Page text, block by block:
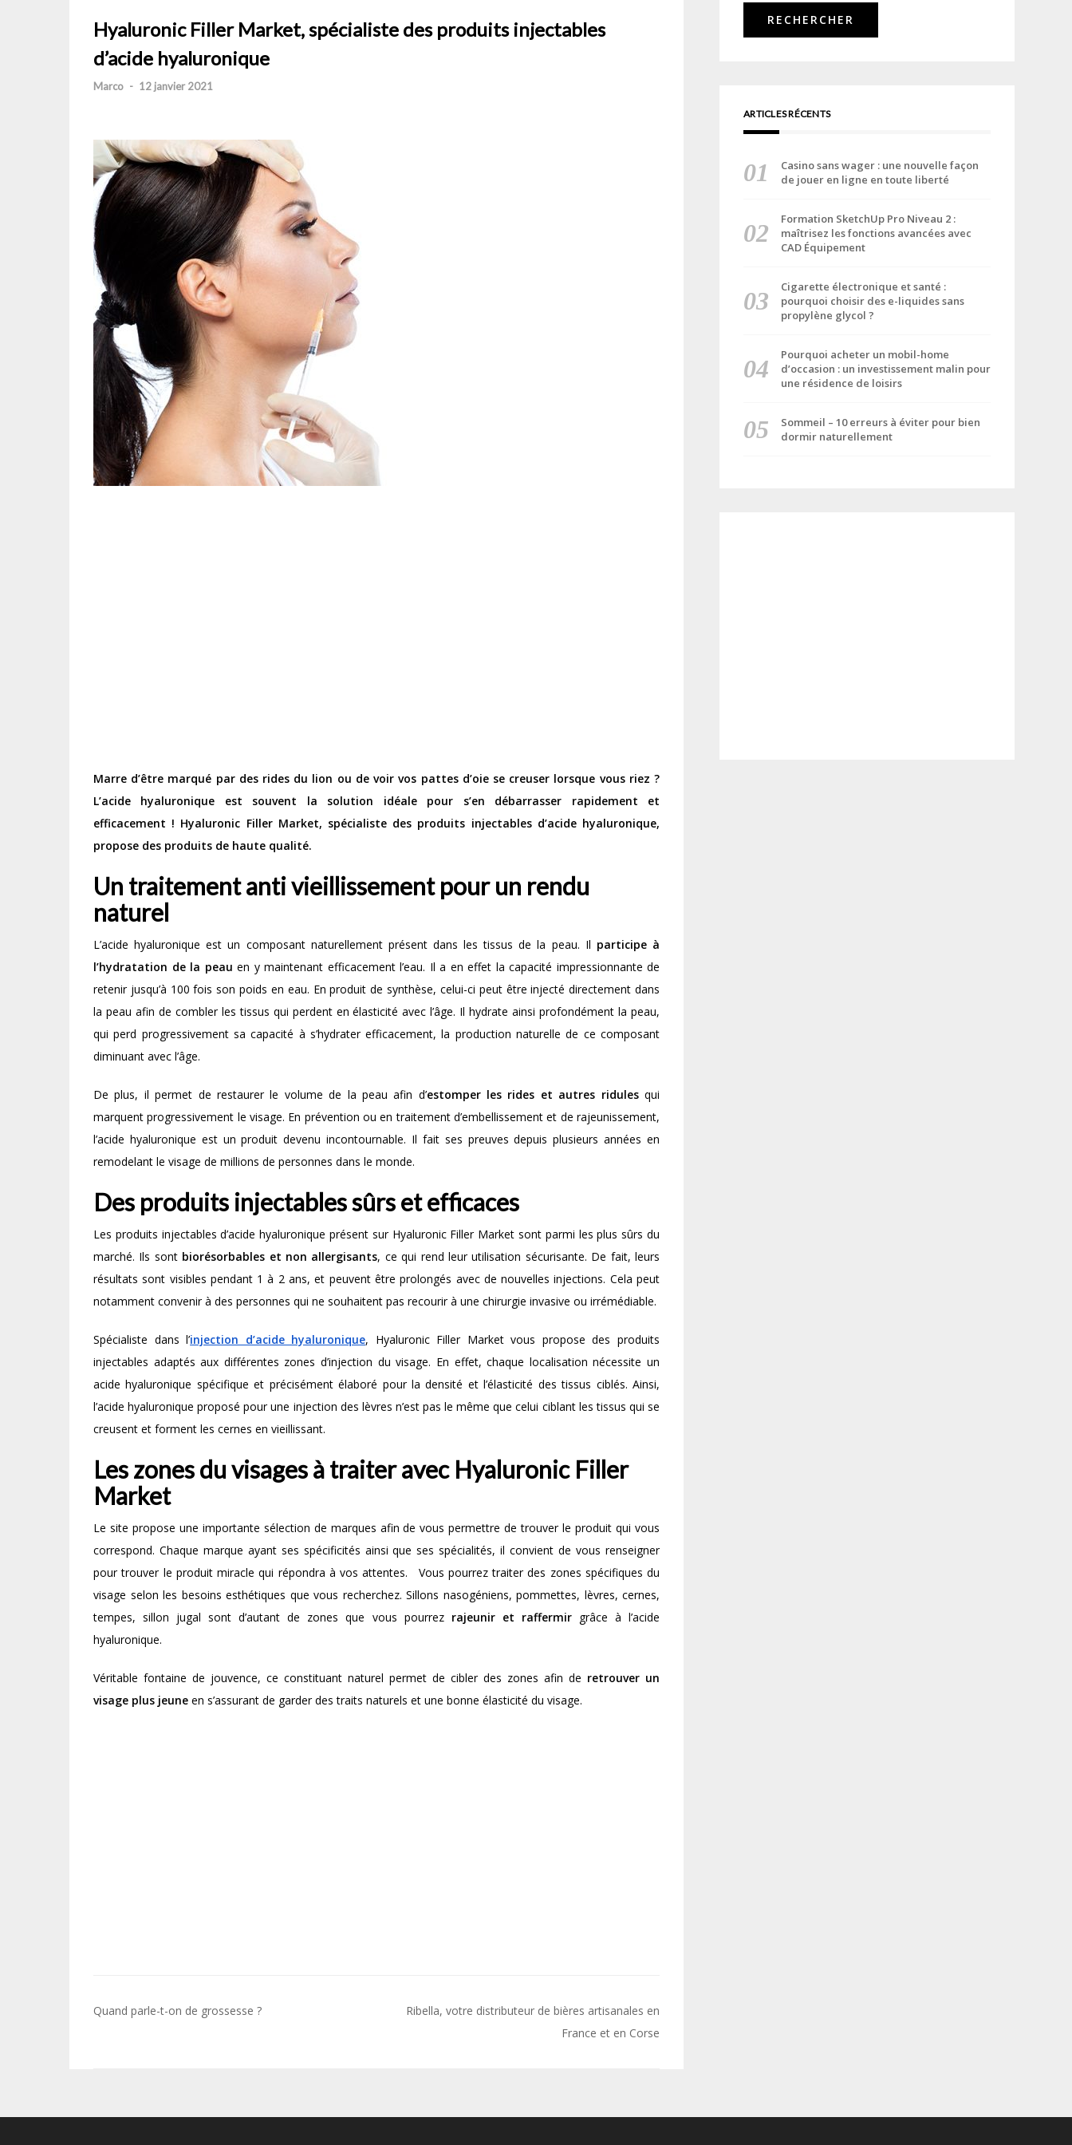
Hyaluronic Filler Market, spécialiste des produits injectables
d’acide hyaluronique
Marco - 12 janvier 2021
Marre d’être marqué par des rides du lion ou de voir vos pattes d’oie se creuser lorsque vous riez ?
L’acide hyaluronique est souvent la solution idéale pour s’en débarrasser rapidement et
efficacement ! Hyaluronic Filler Market, spécialiste des produits injectables d’acide hyaluronique,
propose des produits de haute qualité.
Un traitement anti vieillissement pour un rendu
naturel
L’acide hyaluronique est un composant naturellement présent dans les tissus de la peau. Il participe à
l’hydratation de la peau en y maintenant efficacement l’eau. Il a en effet la capacité impressionnante de
retenir jusqu’à 100 fois son poids en eau. En produit de synthèse, celui-ci peut être injecté directement dans
la peau afin de combler les tissus qui perdent en élasticité avec l’âge. Il hydrate ainsi profondément la peau,
qui perd progressivement sa capacité à s’hydrater efficacement, la production naturelle de ce composant
diminuant avec l’âge.
De plus, il permet de restaurer le volume de la peau afin d’estomper les rides et autres ridulesqui
marquent progressivement le visage. En prévention ou en traitement d’embellissement et de rajeunissement,
l’acide hyaluronique est un produit devenu incontournable. Il fait ses preuves depuis plusieurs années en
remodelant le visage de millions de personnes dans le monde.
Des produits injectables sûrs et efficaces
Les produits injectables d’acide hyaluronique présent sur Hyaluronic Filler Market sont parmi les plus sûrs du
marché. Ils sont biorésorbables et non allergisants, ce qui rend leur utilisation sécurisante. De fait, leurs
résultats sont visibles pendant 1 à 2 ans, et peuvent être prolongés avec de nouvelles injections. Cela peut
notamment convenir à des personnes qui ne souhaitent pas recourir à une chirurgie invasive ou irrémédiable.
Spécialiste dans l’injection d’acide hyaluronique, Hyaluronic Filler Market vous propose des produits
injectables adaptés aux différentes zones d’injection du visage. En effet, chaque localisation nécessite un
acide hyaluronique spécifique et précisément élaboré pour la densité et l’élasticité des tissus ciblés. Ainsi,
l’acide hyaluronique proposé pour une injection des lèvres n’est pas le même que celui ciblant les tissus qui se
creusent et forment les cernes en vieillissant.
Les zones du visages à traiter avec Hyaluronic Filler
Market
Le site propose une importante sélection de marques afin de vous permettre de trouver le produit qui vous
correspond. Chaque marque ayant ses spécificités ainsi que ses spécialités, il convient de vous renseigner
pour trouver le produit miracle qui répondra à vos attentes. Vous pourrez traiter des zones spécifiques du
visage selon les besoins esthétiques que vous recherchez. Sillons nasogéniens, pommettes, lèvres, cernes,
tempes, sillon jugal sont d’autant de zones que vous pourrezrajeunir et raffermirgrâce à l’acide
hyaluronique.
Véritable fontaine de jouvence, ce constituant naturel permet de cibler des zones afin de retrouver un
visage plus jeune en s’assurant de garder des traits naturels et une bonne élasticité du visage.
Navigation
Quand parle-t-on de grossesse ?
Ribella, votre distributeur de bières artisanales en
France et en Corse
ARTICLES RÉCENTS
Casino sans wager : une nouvelle façon
de jouer en ligne en toute liberté
Formation SketchUp Pro Niveau 2 :
maîtrisez les fonctions avancées avec
CAD Équipement
Cigarette électronique et santé :
pourquoi choisir des e-liquides sans
propylène glycol ?
Pourquoi acheter un mobil-home
d’occasion : un investissement malin pour
une résidence de loisirs
Sommeil – 10 erreurs à éviter pour bien
dormir naturellement